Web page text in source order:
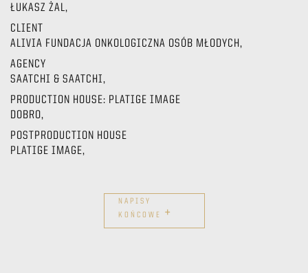
ŁUKASZ ŻAL,
CLIENT
ALIVIA FUNDACJA ONKOLOGICZNA OSÓB MŁODYCH,
AGENCY
SAATCHI & SAATCHI,
PRODUCTION HOUSE: PLATIGE IMAGE
DOBRO,
POSTPRODUCTION HOUSE
PLATIGE IMAGE,
NAPISY
KOŃCOWE +